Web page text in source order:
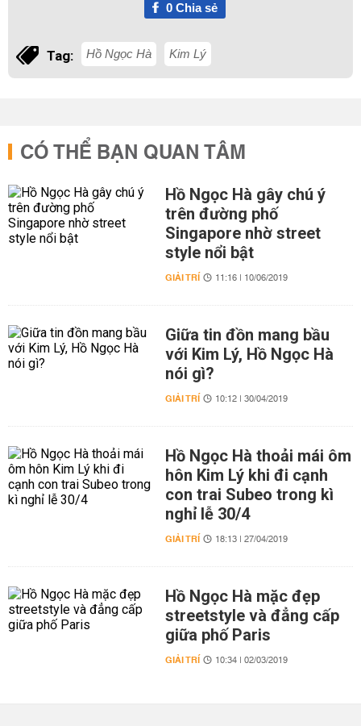
0Chia sẻ
Tag: Hồ Ngọc Hà Kim Lý
CÓ THỂ BẠN QUAN TÂM
Hồ Ngọc Hà gây chú ý
trên đường phố
Singapore nhờ street
style nổi bật
GIẢI TRÍ 11:16 | 10/06/2019
Giữa tin đồn mang bầu
với Kim Lý, Hồ Ngọc Hà
nói gì?
GIẢI TRÍ 10:12 | 30/04/2019
Hồ Ngọc Hà thoải mái ôm
hôn Kim Lý khi đi cạnh
con trai Subeo trong kì
nghỉ lễ 30/4
GIẢI TRÍ 18:13 | 27/04/2019
Hồ Ngọc Hà mặc đẹp
streetstyle và đẳng cấp
giữa phố Paris
GIẢI TRÍ 10:34 | 02/03/2019